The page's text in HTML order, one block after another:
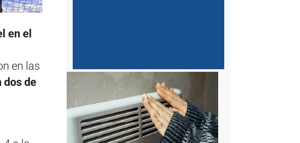
en el
en las
dos de